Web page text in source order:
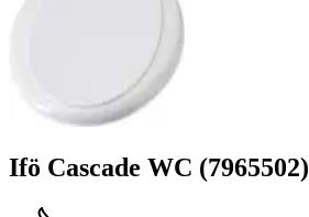
Ifö Cascade WC (7965502)